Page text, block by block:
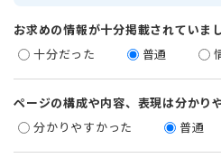
お求めの情報が十分掲載されていま
十分だった
普通
ページの構成や内容、表現は分かり
分かりやすかった
普通